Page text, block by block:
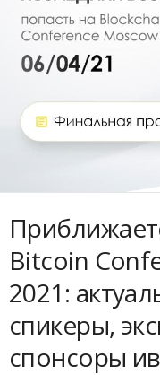
Bitcoin
2021:
спикеры,
спонсоры